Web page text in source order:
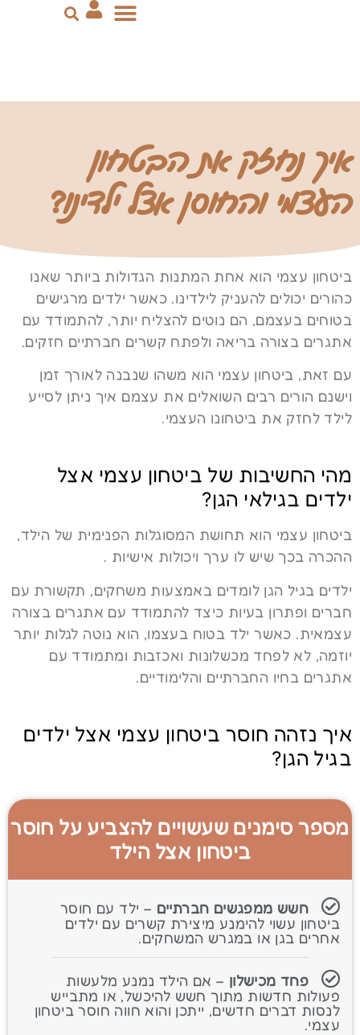
איך נחזק את הבטחון
העצמי והחוסן אצל ילדינו?
ביטחון עצמי הוא אחת המתנות הגדולות ביותר שאנו
כהורים יכולים להעניק לילדינו. כאשר ילדים מרגישים
בטוחים בעצמם, הם נוטים להצליח יותר, להתמודד עם
אתגרים בצורה בריאה ולפתח קשרים חברתיים חזקים.
עם זאת, ביטחון עצמי הוא משהו שנבנה לאורך זמן
וישנם הורים רבים השואלים את עצמם איך ניתן לסייע
לילד לחזק את ביטחונו העצמי.
מהי החשיבות של ביטחון עצמי אצל
ילדים בגילאי הגן?
ביטחון עצמי הוא תחושת המסוגלות הפנימית של הילד,
ההכרה בכך שיש לו ערך ויכולות אישיות .
ילדים בגיל הגן לומדים באמצעות משחקים, תקשורת עם
חברים ופתרון בעיות כיצד להתמודד עם אתגרים בצורה
עצמאית. כאשר ילד בטוח בעצמו, הוא נוטה לגלות יותר
יוזמה, לא לפחד מכשלונות ואכזבות ומתמודד עם
אתגרים בחיו החברתיים והלימודיים.
איך נזהה חוסר ביטחון עצמי אצל ילדים
בגיל הגן?
מספר סימנים שעשויים להצביע על חוסר
ביטחון אצל הילד
חשש ממפגשים חברתיים – ילד עם חוסר
ביטחון עשוי להימנע מיצירת קשרים עם ילדים
אחרים בגן או במגרש המשחקים.
פחד מכישלון – אם הילד נמנע מלעשות
פעולות חדשות מתוך חשש להיכשל, או מתבייש
לנסות דברים חדשים, ייתכן והוא חווה חוסר ביטחון
עצמי.